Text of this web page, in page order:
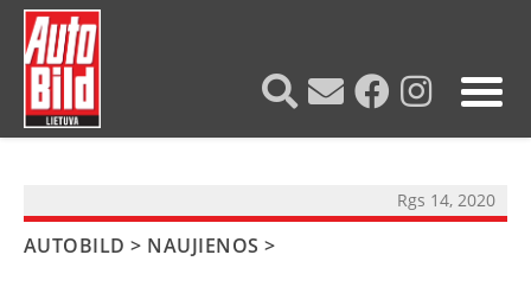
Rgs 14, 2020
AUTOBILD > NAUJIENOS >